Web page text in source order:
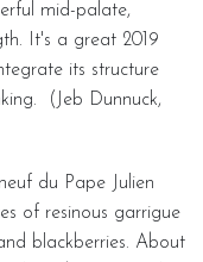
mid-palate,
It's a great 2019
its structure
(Jeb Dunnuck,
du Pape Julien
of resinous garrigue
blackberries. About